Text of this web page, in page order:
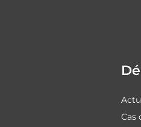
Cas